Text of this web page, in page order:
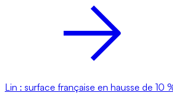
Lin : surface française en hausse de 10